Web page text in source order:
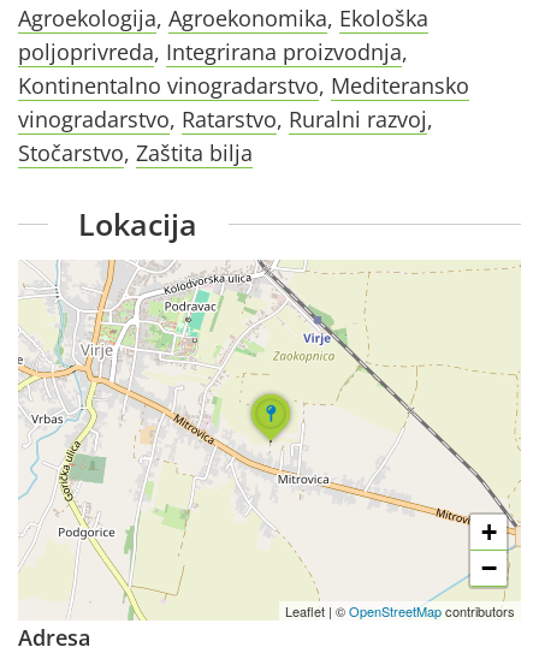
Agroekologija, Agroekonomika, Ekološka
poljoprivreda, Integrirana proizvodnja,
Kontinentalno vinogradarstvo, Mediteransko
vinogradarstvo, Ratarstvo, Ruralni razvoj,
Stočarstvo, Zaštita bilja
Lokacija
+
−
Leaflet | ©OpenStreetMapcontributors
Adresa